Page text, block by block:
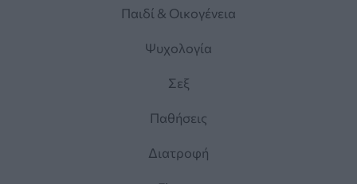
Παιδί & Οικογένεια
Ψυχολογία
Σεξ
Παθήσεις
Διατροφή